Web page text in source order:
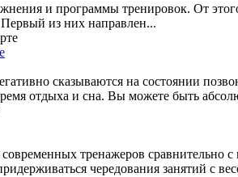
и программы тренировок. От
из них направлен...
сказываются на состоянии
отдыха и сна. Вы можете быть
тренажеров
чередования занятий с